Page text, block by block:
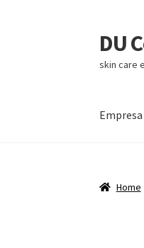
Skip
to
Skip
to
content
DU
skin care
Empresa
Home